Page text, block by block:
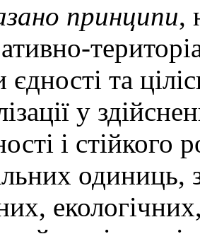
принципи,
та
у
і стійкого
одиниць,